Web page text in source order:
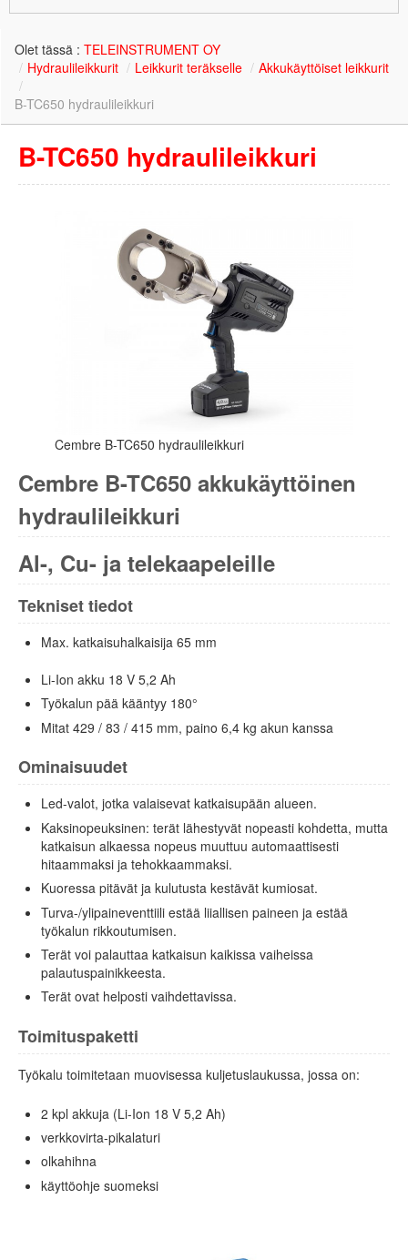
Olet tässä : TELEINSTRUMENT OY
/ Hydraulileikkurit / Leikkurit teräkselle / Akkukäyttöiset leikkurit
/
B-TC650 hydraulileikkuri
B-TC650 hydraulileikkuri
Cembre B-TC650 hydraulileikkuri
Cembre B-TC650 akkukäyttöinen
hydraulileikkuri
Al-, Cu- ja telekaapeleille
Tekniset tiedot
Max. katkaisuhalkaisija 65 mm
Li-Ion akku 18 V 5,2 Ah
Työkalun pää kääntyy 180°
Mitat 429 / 83 / 415 mm, paino 6,4 kg akun kanssa
Ominaisuudet
Led-valot, jotka valaisevat katkaisupään alueen.
Kaksinopeuksinen: terät lähestyvät nopeasti kohdetta, mutta
katkaisun alkaessa nopeus muuttuu automaattisesti
hitaammaksi ja tehokkaammaksi.
Kuoressa pitävät ja kulutusta kestävät kumiosat.
Turva-/ylipaineventtiili estää liiallisen paineen ja estää
työkalun rikkoutumisen.
Terät voi palauttaa katkaisun kaikissa vaiheissa
palautuspainikkeesta.
Terät ovat helposti vaihdettavissa.
Toimituspaketti
Työkalu toimitetaan muovisessa kuljetuslaukussa, jossa on:
2 kpl akkuja (Li-Ion 18 V 5,2 Ah)
verkkovirta-pikalaturi
olkahihna
käyttöohje suomeksi